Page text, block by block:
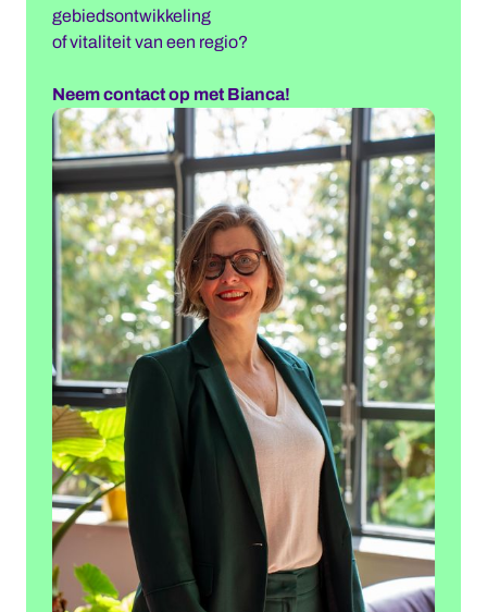
gebiedsontwikkeling
of vitaliteit van een regio?
Neem contact op met Bianca!